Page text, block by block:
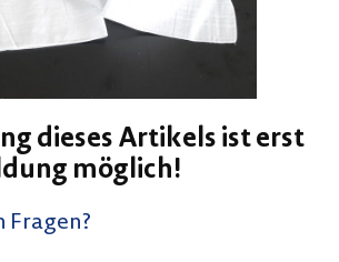
dieses Artikels ist erst
möglich!
Fragen?